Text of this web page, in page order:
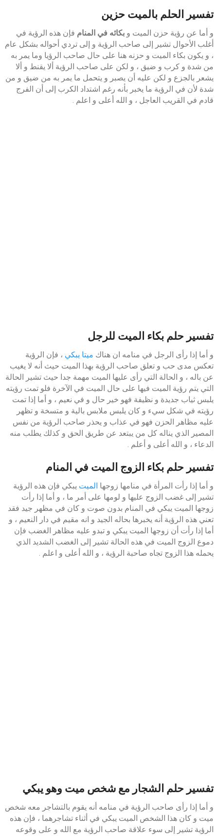
تفسير الحلم بالميت حزين
و أما عن رؤية حزن الميت و بكائه في المنام فإن هذه الرؤية في
أغلب الأحوال تشير إلى صاحب الرؤية و إلى تردي أحواله بشكل عام
، و يكون بكاء الميت و حزنه هنا على حال صاحب الرؤيا وما يمر به
من شدة و كرب و ضيق ، و لكن على صاحب الرؤية ألا يقنط و ألا
يشعر بالجزع و لكن عليه أن يصبر و يتحمل ما يمر به من ضيق و من
شدة لأن في الرؤية ما يخبر بأنه رغم اشتداد الكرب إلى أن الفرج
قادم في القريب العاجل ، و الله أعلى و اعلم .
تفسير حلم بكاء الميت للرجل
و أما إذا رأى الرجل في منامه ان هناك ميتا يبكي ، فإن الرؤية
تعكس مدى حب و تعلق صاحب الرؤية بهذا الميت حيث أنه لا يغيب
عن باله ، و الحالة التي رأى عليها الميت مهمة جدا حيث تشير الحالة
التي يتم رؤية الميت فيها على حال الميت في الآخرة فلو تمت رؤيته
يلبس ثياب جديدة و نظيفة فهو خير حال و في نعيم ، و أما إذا تمت
رؤيته في شكل سيء و كان يلبس ملابس بالية و متسخة و تظهر
عليه مظاهر الحزن فهو في عذاب و يحذر صاحب الرؤية من نفس
المصير الذي يناله كل من يبتعد عن طريق الحق و كذلك يطلب منه
الدعاء ، و الله أعلى و أعلم .
تفسير حلم بكاء الزوج الميت في المنام
و أما إذا رأت المرأة في منامها زوجها الميت يبكي فإن هذه الرؤية
تشير إلى غضب الزوج عليها و لومها على أمر ما ، و أما إذا رأت
زوجها الميت يبكي في المنام بدون صوت و كان في مظهر جيد فقد
تعني هذه الرؤية أنه يخبرها بحاله الجيد و انه مقيم في دار النعيم ، و
أما إذا رأت أن زوجها الميت يبكي و تبدو عليه مظاهر الغضب فإن
دموع الزوج الميت في هذه الحالة تشير إلى الغضب الشديد الذي
يحمله هذا الزوج تجاه صاحبة الرؤية ، و الله أعلى و اعلم .
تفسير حلم الشجار مع شخص ميت وهو يبكي
و أما إذا رأى صاحب الرؤية في منامه أنه يقوم بالتشاجر معه شخص
ميت و كان هذا الشخص الميت يبكي في أثناء تشاجرهما ، فإن هذه
الرؤية تشير إلى سوء علاقة صاحب الرؤية مع الله و على وقوعه